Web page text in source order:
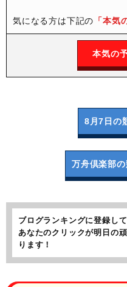
気になる方は下記の 「本気
本気の
8月7日の
万舟倶楽部の
ブログランキングに登録して
あなたのクリックが明日の
ります！